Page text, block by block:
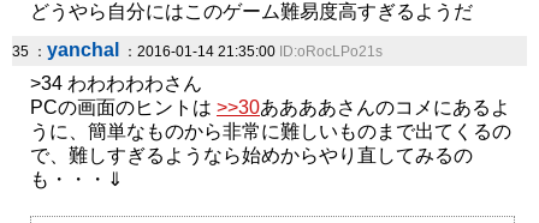
どうやら自分にはこのゲーム難易度高すぎるようだ
35 ： yanchal ：2016-01-14 21:35:00 ID:oRocLPo21s
>34 わわわわわさん
PCの画面のヒントは >>30ああああさんのコメにあるよ
うに、簡単なものから非常に難しいものまで出てくるの
で、難しすぎるようなら始めからやり直してみるの
も・・・⇓